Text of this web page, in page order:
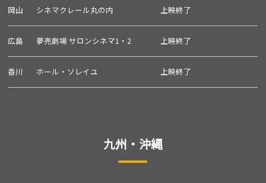
岡山 シネマクレール丸の内 上映終了
広島 夢売劇場 サロンシネマ1・2 上映終了
香川 ホール・ソレイユ 上映終了
九州・沖縄